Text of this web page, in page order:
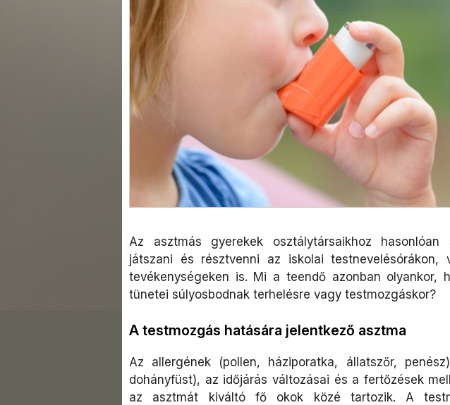
Az asztmás gyerekek osztálytársaikhoz hasonlóan
játszani és résztvenni az iskolai testnevelésórákon,
tevékenységeken is. Mi a teendő azonban olyankor,
tünetei súlyosbodnak terhelésre vagy testmozgáskor?
A testmozgás hatására jelentkező asztma
Az allergének (pollen, háziporatka, állatszőr,
dohányfüst), az időjárás változásai és a fertőzések
az asztmát kiváltó fő okok közé tartozik. A